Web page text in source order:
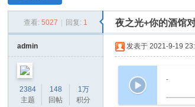
岳
宾
奏
查看: 5027 回复: 1 夜之光+你的酒馆
admin
2384
主题
148
回帖
1万
积分
发表于 2021-9-19
-